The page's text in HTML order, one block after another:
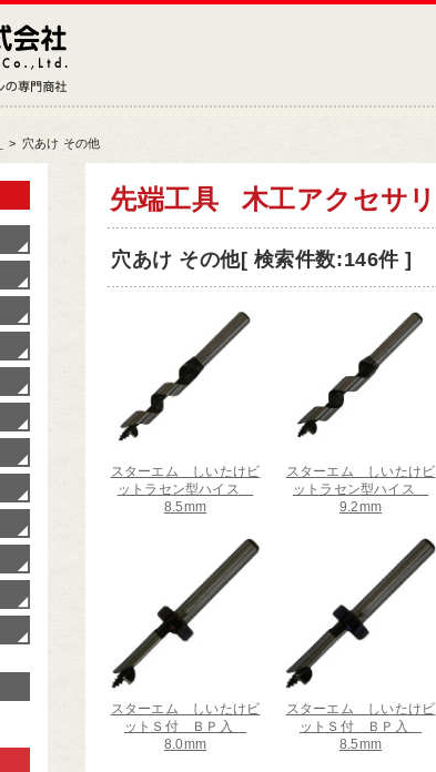
> 穴あけ その他
先端工具 木工アクセサリ
穴あけ その他[ 検索件数:146件 ]
スターエム しいたけビ
ットラセン型ハイス
8.5mm
スターエム しいたけビ
ットラセン型ハイス
9.2mm
スターエム しいたけビ
ットＳ付 ＢＰ入
8.0mm
スターエム しいたけビ
ットＳ付 ＢＰ入
8.5mm
製品情報トップ
製品分類一覧から探す